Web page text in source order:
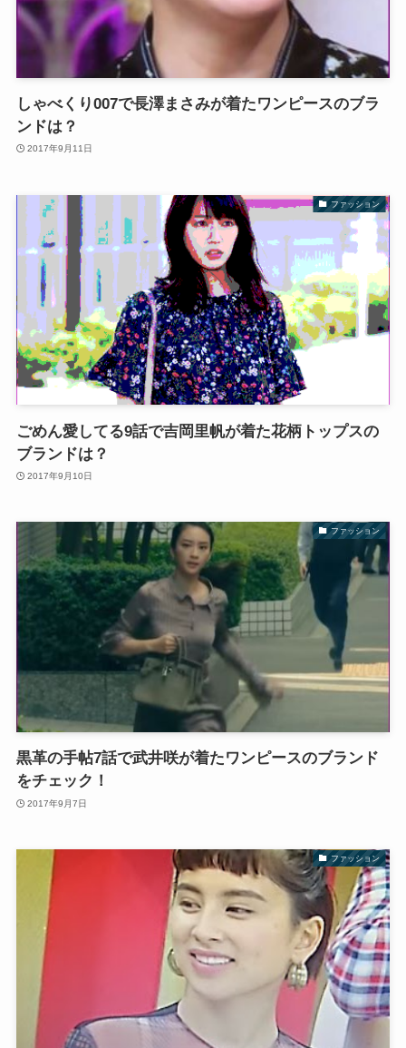
しゃべくり007で長澤まさみが着たワンピースのブラ
ンドは？
2017年9月11日
ファッション
ごめん愛してる9話で吉岡里帆が着た花柄トップスの
ブランドは？
2017年9月10日
ファッション
黒革の手帖7話で武井咲が着たワンピースのブランド
をチェック！
2017年9月7日
ファッション